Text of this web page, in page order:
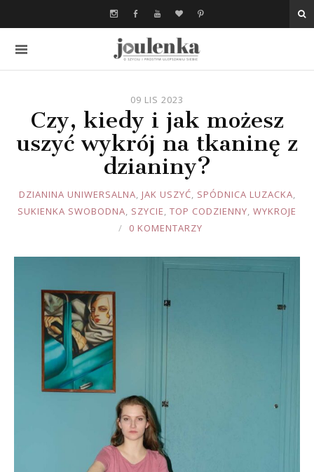
09 LIS 2023
Czy, kiedy i jak możesz
uszyć wykrój na tkaninę z
dzianiny?
JOULE
DZIANINA UNIWERSALNA, JAK USZYĆ, SPÓDNICA LUZACKA,
SUKIENKA SWOBODNA, SZYCIE, TOP CODZIENNY, WYKROJE
0 KOMENTARZY